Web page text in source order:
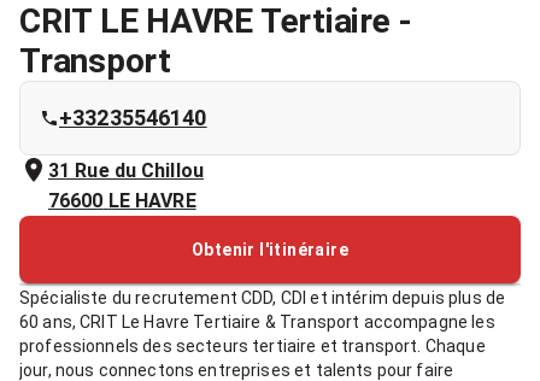
CRIT LE HAVRE Tertiaire -
Transport
+33235546140
31 Rue du Chillou
76600 LE HAVRE
Obtenir l'itinéraire
Spécialiste du recrutement CDD, CDI et intérim depuis plus de
60 ans, CRIT Le Havre Tertiaire & Transport accompagne les
professionnels des secteurs tertiaire et transport. Chaque
jour, nous connectons entreprises et talents pour faire